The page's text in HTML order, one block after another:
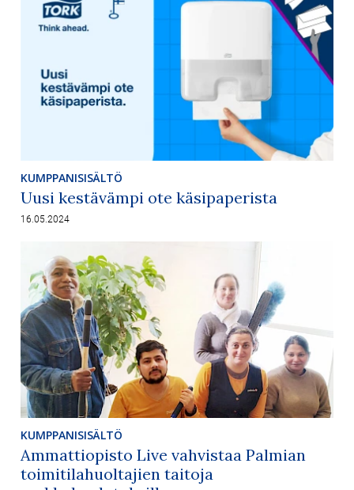
KUMPPANISISÄLTÖ
Uusi kestävämpi ote käsipaperista
16.05.2024
KUMPPANISISÄLTÖ
Ammattiopisto Live vahvistaa Palmian
toimitilahuoltajien taitoja